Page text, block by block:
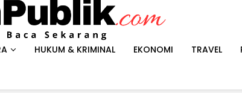
HUKUM & KRIMINAL EKONOMI TRAVEL